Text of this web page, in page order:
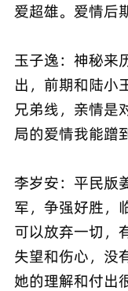
爱超雄。爱情后
玉子逸：神秘来
出，前期和陆小
兄弟线，亲情是
局的爱情我能蹭
李岁安：平民版
军，争强好胜，
可以放弃一切，
失望和伤心，没
她的理解和付出